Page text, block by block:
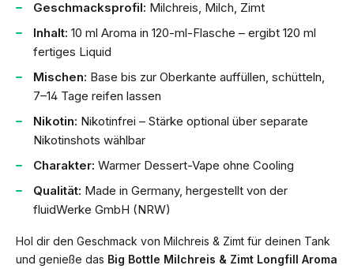
Geschmacksprofil: Milchreis, Milch, Zimt
Inhalt: 10 ml Aroma in 120-ml-Flasche – ergibt 120 ml
fertiges Liquid
Mischen: Base bis zur Oberkante auffüllen, schütteln,
7–14 Tage reifen lassen
Nikotin: Nikotinfrei – Stärke optional über separate
Nikotinshots wählbar
Charakter: Warmer Dessert-Vape ohne Cooling
Qualität: Made in Germany, hergestellt von der
fluidWerke GmbH (NRW)
Hol dir den Geschmack von Milchreis & Zimt für deinen Tank
und genieße das Big Bottle Milchreis & Zimt Longfill Aroma